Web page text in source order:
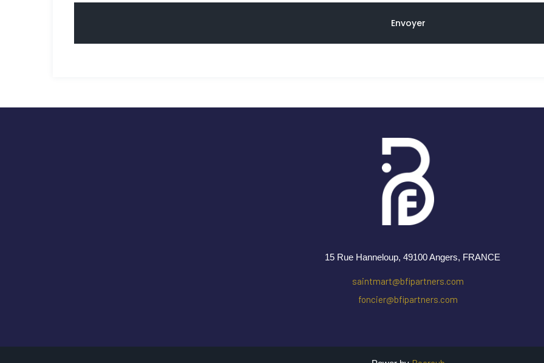
Envoyer
15 Rue Hanneloup, 49100 Angers, FRANCE
saintmart@bfipartners.com
foncier@bfipartners.com